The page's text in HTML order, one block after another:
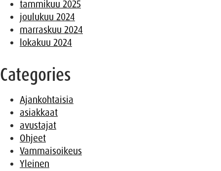
tammikuu 2025
joulukuu 2024
marraskuu 2024
lokakuu 2024
Categories
Ajankohtaisia
asiakkaat
avustajat
Ohjeet
Vammaisoikeus
Yleinen